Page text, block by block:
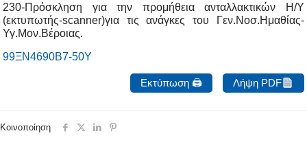
230-Πρόσκληση για την προμήθεια ανταλλακτικών Η/Υ
(εκτυπωτής-scanner)για τις ανάγκες του Γεν.Νοσ.Ημαθίας-
Υγ.Μον.Βέροιας.
99ΞΝ4690Β7-50Υ
Εκτύπωση 🖨 Λήψη PDF
Κοινοποίηση